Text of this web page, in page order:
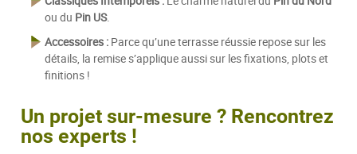
ou du Pin US.
Accessoires : Parce qu’une terrasse réussie repose sur les
détails, la remise s’applique aussi sur les fixations, plots et
finitions !
Un projet sur-mesure ? Rencontrez
nos experts !